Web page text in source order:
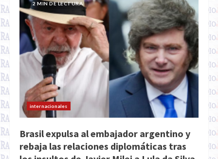
2 MIN DE LECTURA
internacionales
Brasil expulsa al embajador argentino y
rebaja las relaciones diplomáticas tras